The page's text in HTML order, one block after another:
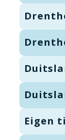
Eigen